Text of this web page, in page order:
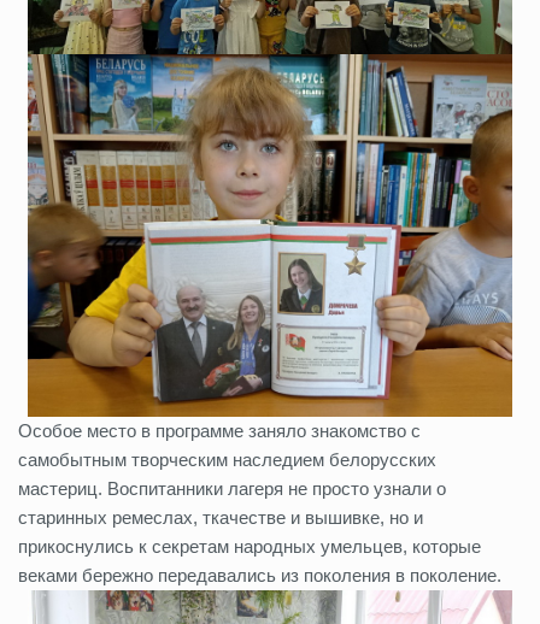
Особое место в программе заняло знакомство с
самобытным творческим наследием белорусских
мастериц. Воспитанники лагеря не просто узнали о
старинных ремеслах, ткачестве и вышивке, но и
прикоснулись к секретам народных умельцев, которые
веками бережно передавались из поколения в поколение.